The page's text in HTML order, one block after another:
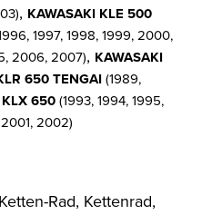
, KAWASAKI KLE 500
1997, 1998, 1999, 2000,
2006, 2007), KAWASAKI
650 TENGAI(1989,
650(1993, 1994, 1995,
2002)
Rad, Kettenrad,